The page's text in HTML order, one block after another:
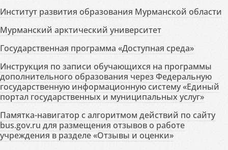
Институт развития образования Мурманской области
Мурманский арктический университет
Государственная программа «Доступная среда»
Инструкция по записи обучающихся на программы
дополнительного образования через Федеральную
государственную информационную систему «Единый
портал государственных и муниципальных услуг»
Памятка-навигатор с алгоритмом действий по сайту
bus.gov.ru для размещения отзывов о работе
учреждения в разделе «Отзывы и оценки»